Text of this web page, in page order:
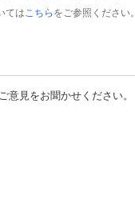
ては こちら をご参照ください。
見をお聞かせください。